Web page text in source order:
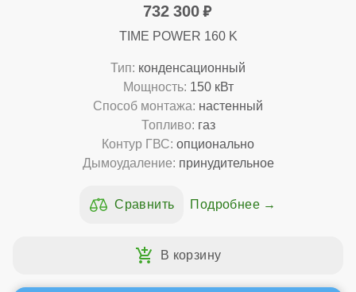
732 300
TIME POWER 160 K
Тип: конденсационный
Мощность: 150 кВт
Способ монтажа: настенный
Топливо: газ
Контур ГВС: опционально
Дымоудаление: принудительное
Подробнее